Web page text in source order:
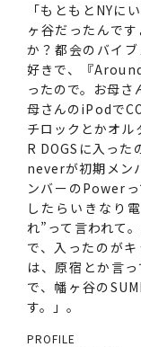
「もともとNYに
ヶ谷だったんで
か？都会のバイ
好きで、『
ったので。お母
母さんのiPodで
チロックとかオル
R DOGSに入っ
neverが初期メン
ンバーのPower
したらいきなり
れ”って言われて
で、入ったのが
は、原宿とか言
で、幡ヶ谷の
す。」。
PROFILE